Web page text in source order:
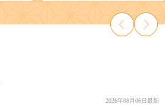
2026年08月06日最新